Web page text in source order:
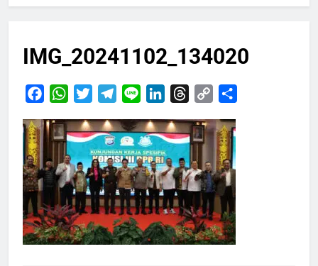
IMG_20241102_134020
FacebookWhatsApp
TwitterTelegram
Line LinkedInThreads
Copy